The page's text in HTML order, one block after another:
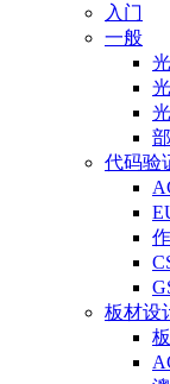
入门
一般
代码验
板材设